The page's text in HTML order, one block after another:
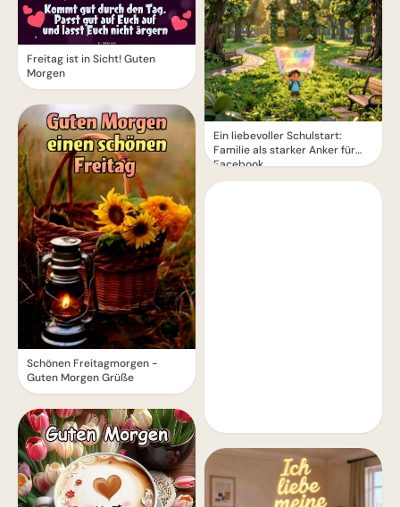
Freitag ist in Sicht! Guten
Morgen
Schönen Freitagmorgen -
Guten Morgen Grüße
Ein liebevoller Schulstart:
Familie als starker Anker für
Facebook